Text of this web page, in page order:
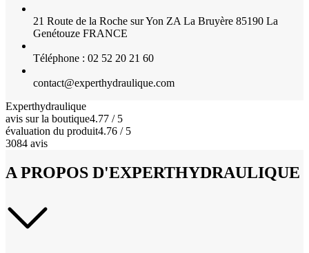
21 Route de la Roche sur Yon ZA La Bruyère 85190 La
Genétouze FRANCE
Téléphone : 02 52 20 21 60
contact@experthydraulique.com
Experthydraulique
avis sur la boutique4.77 / 5
évaluation du produit4.76 / 5
3084 avis
A PROPOS D'EXPERTHYDRAULIQUE